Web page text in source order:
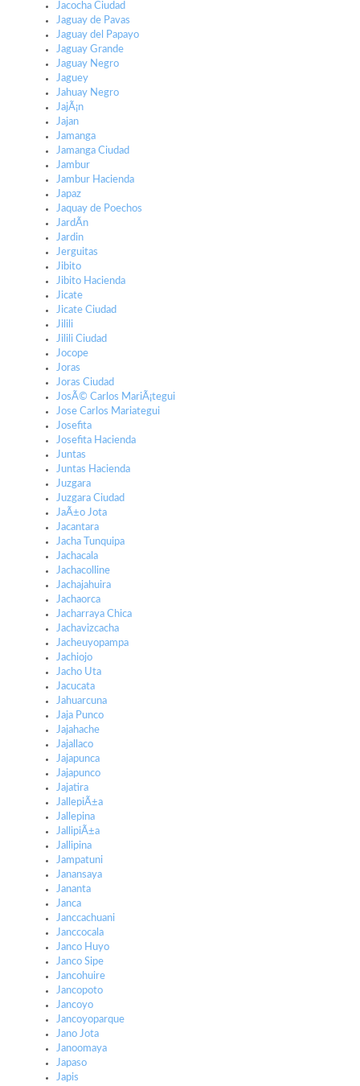
Jacocha Ciudad
Jaguay de Pavas
Jaguay del Papayo
Jaguay Grande
Jaguay Negro
Jaguey
Jahuay Negro
JajÃ¡n
Jajan
Jamanga
Jamanga Ciudad
Jambur
Jambur Hacienda
Japaz
Jaquay de Poechos
JardÃ­n
Jardin
Jerguitas
Jibito
Jibito Hacienda
Jicate
Jicate Ciudad
Jilili
Jilili Ciudad
Jocope
Joras
Joras Ciudad
JosÃ© Carlos MariÃ¡tegui
Jose Carlos Mariategui
Josefita
Josefita Hacienda
Juntas
Juntas Hacienda
Juzgara
Juzgara Ciudad
JaÃ±o Jota
Jacantara
Jacha Tunquipa
Jachacala
Jachacolline
Jachajahuira
Jachaorca
Jacharraya Chica
Jachavizcacha
Jacheuyopampa
Jachiojo
Jacho Uta
Jacucata
Jahuarcuna
Jaja Punco
Jajahache
Jajallaco
Jajapunca
Jajapunco
Jajatira
JallepiÃ±a
Jallepina
JallipiÃ±a
Jallipina
Jampatuni
Janansaya
Jananta
Janca
Janccachuani
Janccocala
Janco Huyo
Janco Sipe
Jancohuire
Jancopoto
Jancoyo
Jancoyoparque
Jano Jota
Janoomaya
Japaso
Japis